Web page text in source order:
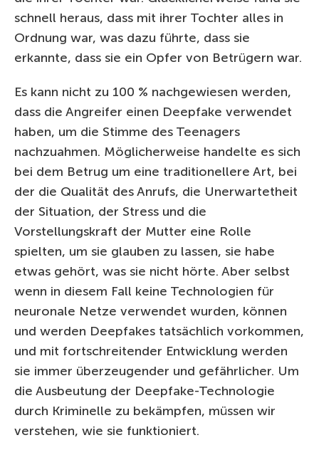
schnell heraus, dass mit ihrer Tochter alles in
Ordnung war, was dazu führte, dass sie
erkannte, dass sie ein Opfer von Betrügern war.
Es kann nicht zu 100 % nachgewiesen werden,
dass die Angreifer einen Deepfake verwendet
haben, um die Stimme des Teenagers
nachzuahmen. Möglicherweise handelte es sich
bei dem Betrug um eine traditionellere Art, bei
der die Qualität des Anrufs, die Unerwartetheit
der Situation, der Stress und die
Vorstellungskraft der Mutter eine Rolle
spielten, um sie glauben zu lassen, sie habe
etwas gehört, was sie nicht hörte. Aber selbst
wenn in diesem Fall keine Technologien für
neuronale Netze verwendet wurden, können
und werden Deepfakes tatsächlich vorkommen,
und mit fortschreitender Entwicklung werden
sie immer überzeugender und gefährlicher. Um
die Ausbeutung der Deepfake-Technologie
durch Kriminelle zu bekämpfen, müssen wir
verstehen, wie sie funktioniert.